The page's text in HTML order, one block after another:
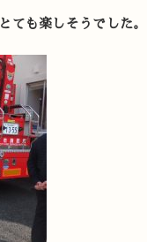
ても楽しそうでした。